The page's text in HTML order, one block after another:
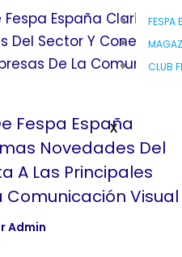
FESPA
CLUB
X
Fespa España
Novedades Del
A Las Principales
Comunicación Visual
Admin